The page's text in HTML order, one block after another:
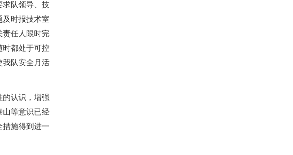
求队领导、技
及时报技术室
责任人限时完
时都处于可控
我队安全月活
的认识，增强
山等意识已经
措施得到进一